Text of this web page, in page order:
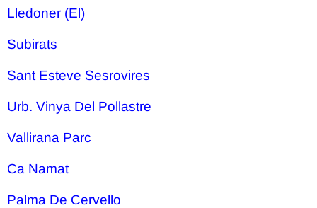
Lledoner (El)
Subirats
Sant Esteve Sesrovires
Urb. Vinya Del Pollastre
Vallirana Parc
Ca Namat
Palma De Cervello